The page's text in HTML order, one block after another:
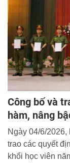
doanh nghiệp
Công bố và
hàm, nâng
Ngày 04/6/
trao các quyết
khối học viên